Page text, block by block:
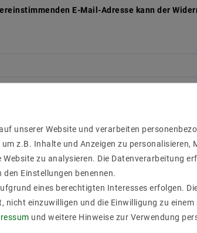
E-Mail-Adresse kann der
unserer Website und verarbeiten
z.B. Inhalte und Anzeigen zu personalisieren,
zu analysieren. Die Datenverarbeitung
Einstellungen benennen.
eines berechtigten Interesses erfolgen.
nicht einzuwilligen und die Einwilligung zu
und weitere Hinweise zur Verwendung